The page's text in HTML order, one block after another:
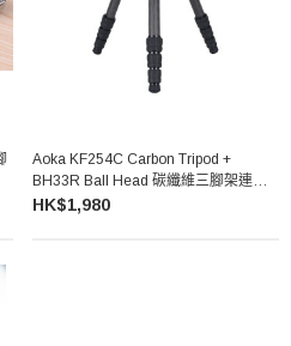
Aoka KF254C Carbon Tripod +
BH33R Ball Head 碳纖維三腳架連雲
台
HK$1,980